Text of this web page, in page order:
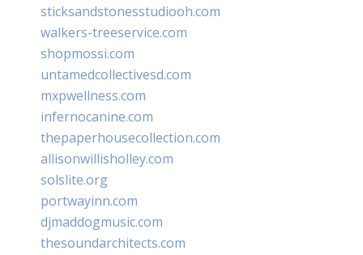
sticksandstonesstudiooh.com
walkers-treeservice.com
shopmossi.com
untamedcollectivesd.com
mxpwellness.com
infernocanine.com
thepaperhousecollection.com
allisonwillisholley.com
solslite.org
portwayinn.com
djmaddogmusic.com
thesoundarchitects.com